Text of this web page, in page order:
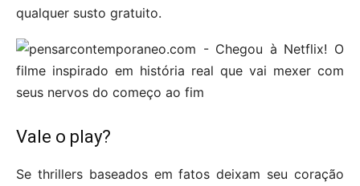
qualquer susto gratuito.
Vale o play?
Se thrillers baseados em fatos deixam seu coração